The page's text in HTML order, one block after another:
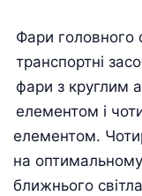
Фари головного
транспортні
фари з круглим
елементом і
елементом.
на оптимальному
ближнього